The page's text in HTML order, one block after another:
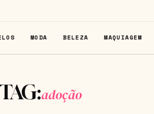
MODA BELEZA MAQUIAGEM
TAG:adoção